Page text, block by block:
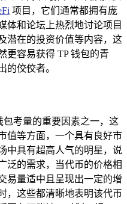
项目，它们通常都拥有庞
体和论坛上热烈地讨论项目
潜在的投资价值等内容，这
更容易获得 TP 钱包的青
的佼佼者。
包考量的重要因素之一，这
值等方面，一个具有良好市
中具有超高人气的明星，说
泛的需求，当代币的价格相
易量适中且呈现出一定的增
，这些都清晰地表明该代币